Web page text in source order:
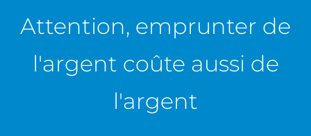
Attention, emprunter de
l'argent coûte aussi de
l'argent